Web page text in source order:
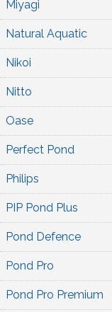
Miyagi
Natural Aquatic
Nikoi
Nitto
Oase
Perfect Pond
Philips
PIP Pond Plus
Pond Defence
Pond Pro
Pond Pro Premium